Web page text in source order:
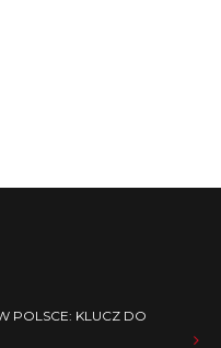
POLSCE: KLUCZ DO